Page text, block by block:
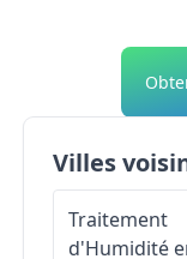
Villes
Traitement
d'Humidité